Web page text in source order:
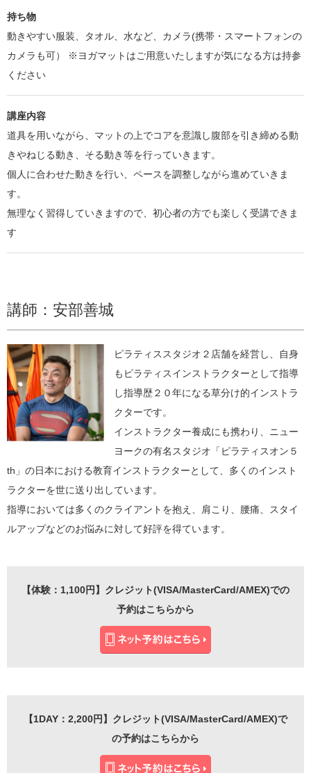
持ち物
動きやすい服装、タオル、水など、カメラ(携帯・スマートフォンの
カメラも可） ※ヨガマットはご用意いたしますが気になる方は持参
ください
講座内容
道具を用いながら、マットの上でコアを意識し腹部を引き締める動
きやねじる動き、そる動き等を行っていきます。
個人に合わせた動きを行い、ペースを調整しながら進めていきま
す。
無理なく習得していきますので、初心者の方でも楽しく受講できま
す
講師：安部善城
ピラティススタジオ２店舗を経営し、自身
もピラティスインストラクターとして指導
し指導歴２０年になる草分け的インストラ
クターです。
インストラクター養成にも携わり、ニュー
ヨークの有名スタジオ「ピラティスオン５
th」の日本における教育インストラクターとして、多くのインスト
ラクターを世に送り出しています。
指導においては多くのクライアントを抱え、肩こり、腰痛、スタイ
ルアップなどのお悩みに対して好評を得ています。
【体験：1,100円】クレジット(VISA/MasterCard/AMEX)での
予約はこちらから
【1DAY：2,200円】クレジット(VISA/MasterCard/AMEX)で
の予約はこちらから